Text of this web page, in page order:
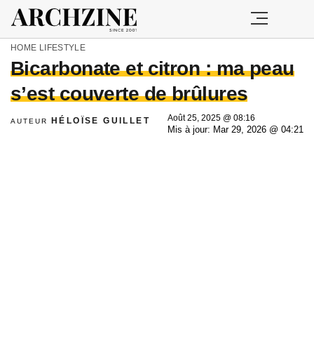
HOME LIFESTYLE
Bicarbonate et citron : ma peau
s’est couverte de brûlures
AUTEUR HÉLOÏSE GUILLET
Août 25, 2025 @ 08:16
Mis à jour: Mar 29, 2026 @ 04:21